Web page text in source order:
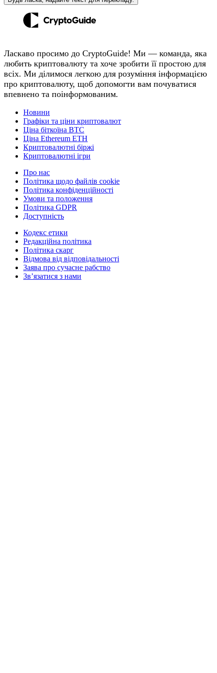
Ласкаво просимо до CryptoGuide! Ми — команда, яка
любить криптовалюту та хоче зробити її простою для
всіх. Ми ділимося легкою для розуміння інформацією
про криптовалюту, щоб допомогти вам почуватися
впевнено та поінформованим.
Новини
Графіки та ціни криптовалют
Ціна біткоїна BTC
Ціна Ethereum ETH
Криптовалютні біржі
Криптовалютні ігри
Про нас
Політика щодо файлів cookie
Політика конфіденційності
Умови та положення
Політика GDPR
Доступність
Кодекс етики
Редакційна політика
Політика скарг
Відмова від відповідальності
Заява про сучасне рабство
Зв’язатися з нами